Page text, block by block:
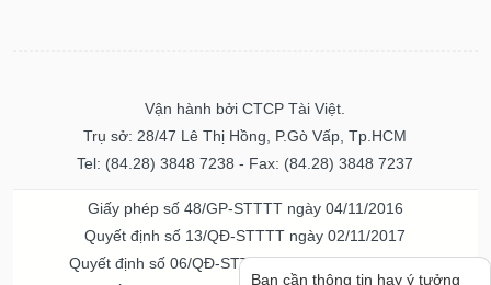
Vận hành bởi CTCP Tài Việt.
Trụ sở: 28/47 Lê Thị Hồng, P.Gò Vấp, Tp.HCM
Tel: (84.28) 3848 7238 - Fax: (84.28) 3848 7237
Giấy phép số 48/GP-STTTT ngày 04/11/2016
Quyết định số 13/QĐ-STTTT ngày 02/11/2017
Quyết định số 06/QĐ-STTTT-ICP ngày 20/07/2023
Bạn cần thông tin hay ý tưởng